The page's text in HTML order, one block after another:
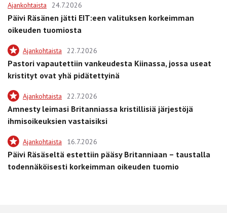
Ajankohtaista 24.7.2026
Päivi Räsänen jätti EIT:een valituksen korkeimman
oikeuden tuomiosta
Ajankohtaista 22.7.2026
Pastori vapautettiin vankeudesta Kiinassa, jossa useat
kristityt ovat yhä pidätettyinä
Ajankohtaista 22.7.2026
Amnesty leimasi Britanniassa kristillisiä järjestöjä
ihmisoikeuksien vastaisiksi
Ajankohtaista 16.7.2026
Päivi Räsäseltä estettiin pääsy Britanniaan – taustalla
todennäköisesti korkeimman oikeuden tuomio